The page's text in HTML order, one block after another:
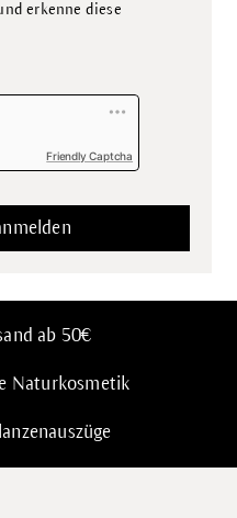
erkenne diese
Friendly Captcha
ab 50€
Naturkosmetik